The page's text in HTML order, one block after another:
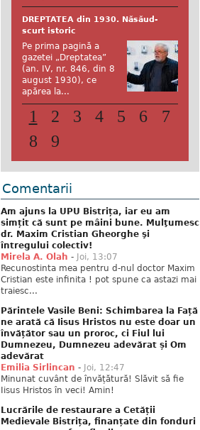
DREPTATEA din 1930. Năsăud-
scurt istoric
Pe prima pagină a
gazetei „Dreptatea”
(an. IV, nr. 846, din 8
august 1930), ce
apărea la...
1 2 3 4 5 6
7
8
9
Comentarii
Am ajuns la UPU Bistrița, iar eu am
simțit că sunt pe mâini bune. Mulţumesc
dr. Maxim Cristian Gheorghe şi
întregului colectiv!
Mirela A. Olah - Joi, 13:07
Recunostinta mea pentru d-nul doctor Maxim
Cristian este infinita ! pot spune ca astazi mai
traiesc...
Părintele Vasile Beni: Schimbarea la Față
ne arată că Iisus Hristos nu este doar un
învățător sau un proroc, ci Fiul lui
Dumnezeu, Dumnezeu adevărat și Om
adevărat
Emilia Sirlincan - Joi, 12:47
Minunat cuvânt de învățătură! Slăvit să fie
Iisus Hristos în veci! Amin!
Lucrările de restaurare a Cetății
Medievale Bistrița, finanțate din fonduri